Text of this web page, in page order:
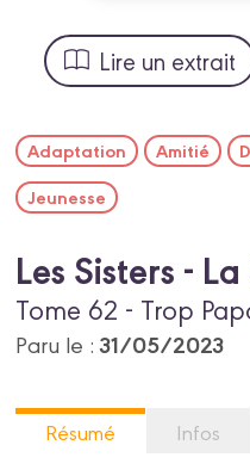
Lire un extrait
Adaptation Amitié
Jeunesse
Les Sisters -
Tome 62 - Trop
Paru le :31/05/2023
Résumé Infos